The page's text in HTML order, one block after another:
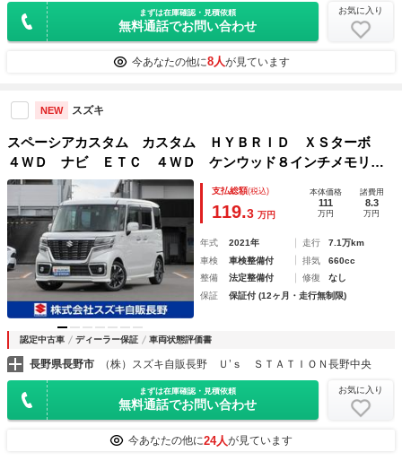
まずは在庫確認・見積依頼
無料通話でお問い合わせ
お気に入り
今あなたの他に8人が見ています
NEW スズキ
スペーシアカスタム カスタム ＨＹＢＲＩＤ ＸＳターボ
４ＷＤ ナビ ＥＴＣ ４ＷＤ ケンウッド８インチメモリー
ナビ デュアルカメラブレーキサポートシステム 後席両側ワ
ンアクションパワースライドドア スリムサーキュレーター
シートヒーター 禁煙車
支払総額(税込)
119.3 万円
本体価格
111
万円
諸費用
8.3
万円
年式 2021年 走行
7.1万km
車検
車検整備付 排気
660cc
整備
法定整備付 修復
なし
保証
保証付 (12ヶ月・走行無制限)
認定中古車 ディーラー保証 車両状態評価書
長野県長野市 （株）スズキ自販長野 Ｕ’ｓ ＳＴＡＴＩＯＮ長野中央
まずは在庫確認・見積依頼
無料通話でお問い合わせ
お気に入り
今あなたの他に24人が見ています